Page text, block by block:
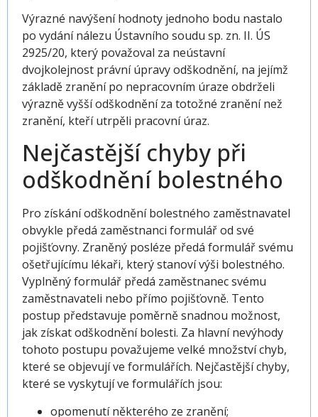
Výrazné navýšení hodnoty jednoho bodu nastalo
po vydání nálezu Ústavního soudu sp. zn. II. ÚS
2925/20, který považoval za neústavní
dvojkolejnost právní úpravy odškodnění, na jejímž
základě zranění po nepracovním úraze obdrželi
výrazně vyšší odškodnění za totožné zranění než
zranění, kteří utrpěli pracovní úraz.
Nejčastější chyby při
odškodnění bolestného
Pro získáníodškodnění bolestného zaměstnavatel
obvykle předá zaměstnanci formulář od své
pojišťovny. Zraněný posléze předá formulář svému
ošetřujícímu lékaři, který stanoví výši bolestného.
Vyplněný formulář předá zaměstnanec svému
zaměstnavateli nebo přímo pojišťovně. Tento
postup představuje poměrně snadnou možnost,
jak získat odškodnění bolesti. Za hlavní nevýhody
tohoto postupu považujeme velké množství chyb,
které se objevují ve formulářích. Nejčastější chyby,
které se vyskytují ve formulářích jsou:
opomenutí některého ze zranění;